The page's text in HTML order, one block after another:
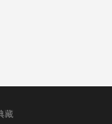
藏